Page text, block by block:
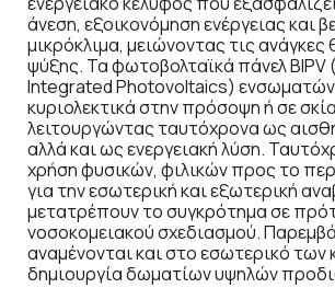
άνεση, εξοικονόμηση ενέργειας και
μικρόκλιμα, μειώνοντας τις ανάγκες
ψύξης. Τα φωτοβολταϊκά πάνελ BIPV
Integrated Photovoltaics)
κυριολεκτικά στην πρόσοψη ή σε
λειτουργώντας ταυτόχρονα ως
αλλά και ως ενεργειακή λύση.
χρήση φυσικών, φιλικών προς το
για την εσωτερική και εξωτερική
μετατρέπουν το συγκρότημα σε
νοσοκομειακού σχεδιασμού.
αναμένονται και στο εσωτερικό των
δημιουργία δωματίων υψηλών